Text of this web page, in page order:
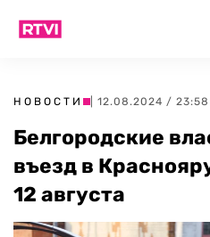
НОВОСТИ | 12.08.2024 / 23:58
Белгородские
въезд в
12 августа